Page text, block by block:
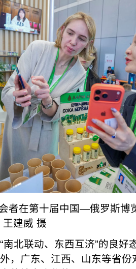
者在第十届中国—俄罗斯博
建威 摄
南北联动、东西互济”的良好
，广东、江西、山东等省